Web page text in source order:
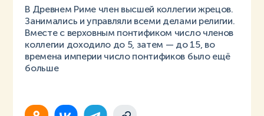
В Древнем Риме член высшей коллегии жрецов.
Занимались и управляли всеми делами религии.
Вместе с верховным понтификом число членов
коллегии доходило до 5, затем — до 15, во
времена империи число понтификов было ещё
больше